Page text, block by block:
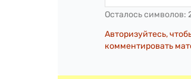
Осталось символов:
Авторизуйтесь,
комментировать